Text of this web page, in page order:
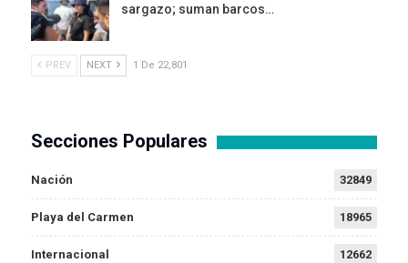
sargazo; suman barcos…
PREV NEXT 1 De 22,801
Secciones Populares
Nación 32849
Playa del Carmen 18965
Internacional 12662